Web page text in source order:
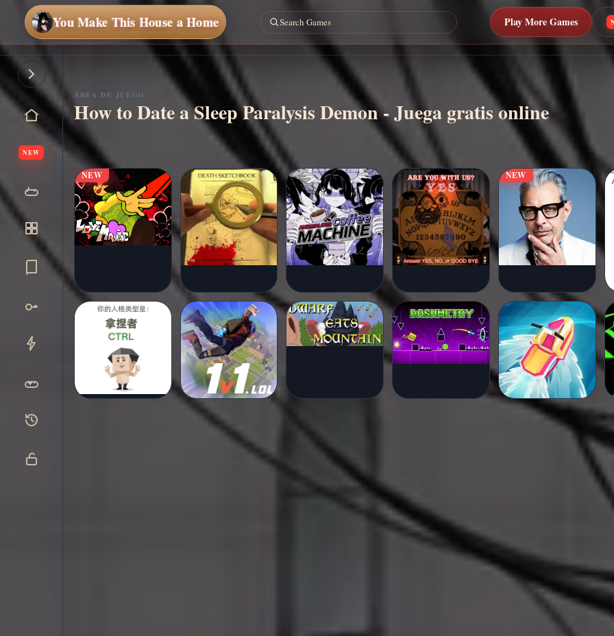
You Make This House a Home Play More Games
NEW
ahora
ÁREA DE JUEGO
How to Date a Sleep Paralysis Demon - Juega gratis online
NEW NEW